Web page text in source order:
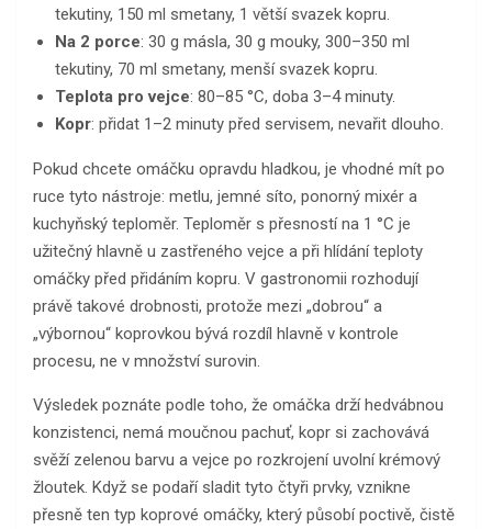
tekutiny, 150 ml smetany, 1 větší svazek kopru.
Na 2 porce: 30 g másla, 30 g mouky, 300–350 ml
tekutiny, 70 ml smetany, menší svazek kopru.
Teplota pro vejce: 80–85 °C, doba 3–4 minuty.
Kopr: přidat 1–2 minuty před servisem, nevařit dlouho.
Pokud chcete omáčku opravdu hladkou, je vhodné mít po
ruce tyto nástroje: metlu, jemné síto, ponorný mixér a
kuchyňský teploměr. Teploměr s přesností na 1 °C je
užitečný hlavně u zastřeného vejce a při hlídání teploty
omáčky před přidáním kopru. V gastronomii rozhodují
právě takové drobnosti, protože mezi „dobrou“ a
„výbornou“ koprovkou bývá rozdíl hlavně v kontrole
procesu, ne v množství surovin.
Výsledek poznáte podle toho, že omáčka drží hedvábnou
konzistenci, nemá moučnou pachuť, kopr si zachovává
svěží zelenou barvu a vejce po rozkrojení uvolní krémový
žloutek. Když se podaří sladit tyto čtyři prvky, vznikne
přesně ten typ koprové omáčky, který působí poctivě, čistě